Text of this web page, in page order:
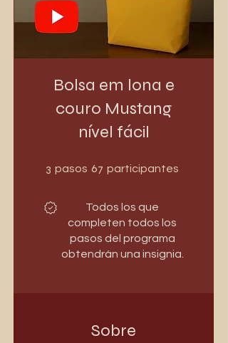
Bolsa em lona e
couro Mustang
nível fácil
3 pasos 3 pasos
67 participantes
Todos los que
completen todos los
pasos del programa
obtendrán una insignia.
Sobre